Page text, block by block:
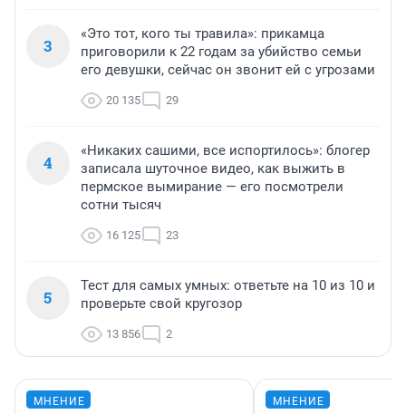
3
«Это тот, кого ты травила»: прикамца
приговорили к 22 годам за убийство семьи
его девушки, сейчас он звонит ей с угрозами
20 135 29
4
«Никаких сашими, все испортилось»: блогер
записала шуточное видео, как выжить в
пермское вымирание — его посмотрели
сотни тысяч
16 125 23
5
Тест для самых умных: ответьте на 10 из 10 и
проверьте свой кругозор
13 856 2
МНЕНИЕ МНЕНИЕ